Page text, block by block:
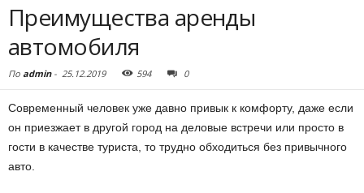
Преимущества аренды
автомобиля
По admin- 25.12.2019 594 0
Современный человек уже давно привык к комфорту, даже если
он приезжает в другой город на деловые встречи или просто в
гости в качестве туриста, то трудно обходиться без привычного
авто.